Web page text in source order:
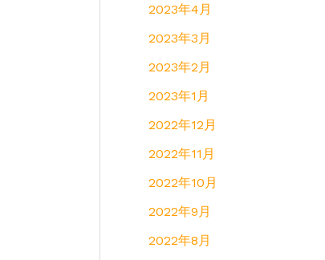
2023年4月
2023年3月
2023年2月
2023年1月
2022年12月
2022年11月
2022年10月
2022年9月
2022年8月